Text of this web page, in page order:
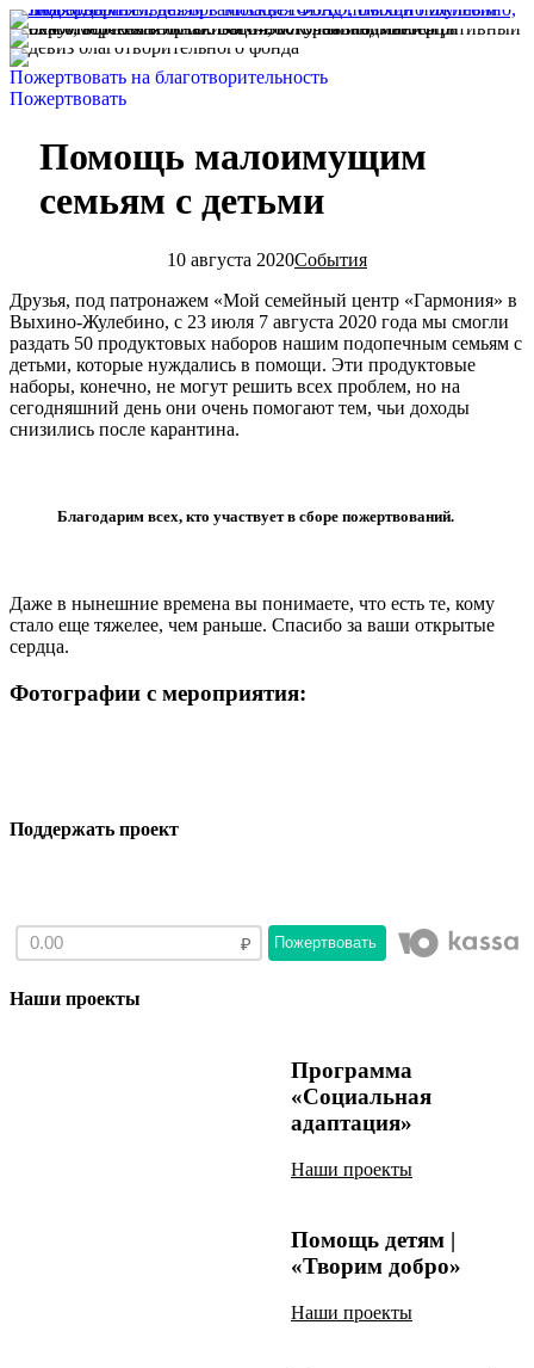
Пожертвовать на благотворительность
Пожертвовать
Помощь малоимущим
семьям с детьми
10 августа 2020События
Друзья, под патронажем «Мой семейный центр «Гармония» в
Выхино-Жулебино, c 23 июля 7 августа 2020 года мы смогли
раздать 50 продуктовых наборов нашим подопечным семьям с
детьми, которые нуждались в помощи. Эти продуктовые
наборы, конечно, не могут решить всех проблем, но на
сегодняшний день они очень помогают тем, чьи доходы
снизились после карантина.
Благодарим всех, кто участвует в сборе пожертвований.
Даже в нынешние времена вы понимаете, что есть те, кому
стало еще тяжелее, чем раньше. Спасибо за ваши открытые
сердца.
Фотографии с мероприятия:
Поддержать проект
Пожертвовать
Наши проекты
Программа
«Социальная
адаптация»
Наши проекты
Помощь детям |
«Творим добро»
Наши проекты